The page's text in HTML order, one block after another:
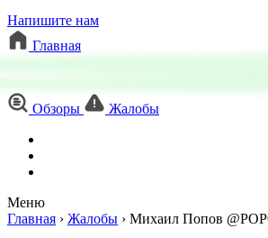
Напишите нам
Главная
Обзоры
Жалобы
Меню
Главная › Жалобы › Михаил Попов